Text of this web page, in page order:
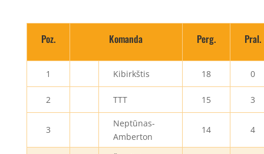
Poz. Komanda Perg. Pral.
1 Kibirkštis 18 0
2 TTT 15 3
3
Neptūnas-
Amberton
14 4